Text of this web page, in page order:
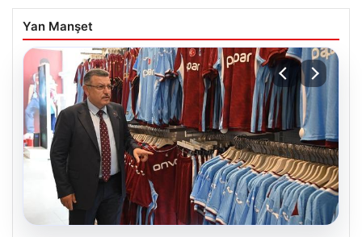
Yan Manşet